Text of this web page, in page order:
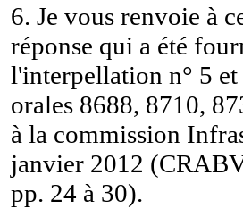
6. Je vous renvoie à
réponse qui a été
l'interpellation n° 5
orales 8688, 8710,
à la commission
janvier 2012
pp. 24 à 30).